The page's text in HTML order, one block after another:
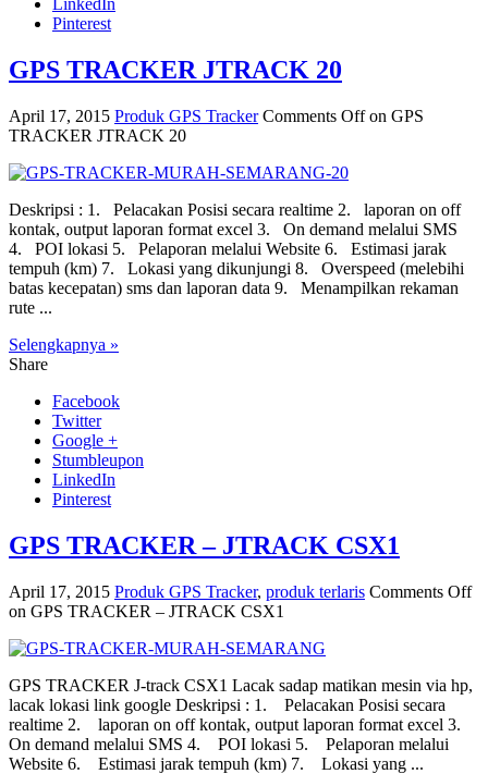
LinkedIn
Pinterest
GPS TRACKER JTRACK 20
April 17, 2015 Produk GPS Tracker Comments Offon GPS
TRACKER JTRACK 20
Deskripsi : 1. Pelacakan Posisi secara realtime 2. laporan on off
kontak, output laporan format excel 3. On demand melalui SMS
4. POI lokasi 5. Pelaporan melalui Website 6. Estimasi jarak
tempuh (km) 7. Lokasi yang dikunjungi 8. Overspeed (melebihi
batas kecepatan) sms dan laporan data 9. Menampilkan rekaman
rute ...
Selengkapnya »
Share
Facebook
Twitter
Google +
Stumbleupon
LinkedIn
Pinterest
GPS TRACKER – JTRACK CSX1
April 17, 2015 Produk GPS Tracker, produk terlaris Comments Off
on GPS TRACKER – JTRACK CSX1
GPS TRACKER J-track CSX1 Lacak sadap matikan mesin via hp,
lacak lokasi link google Deskripsi : 1. Pelacakan Posisi secara
realtime 2. laporan on off kontak, output laporan format excel 3.
On demand melalui SMS 4. POI lokasi 5. Pelaporan melalui
Website 6. Estimasi jarak tempuh (km) 7. Lokasi yang ...